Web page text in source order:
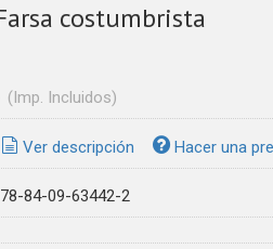
costumbrista
(Imp. Incluidos)
Ver descripción Hacer una
84-09-63442-2